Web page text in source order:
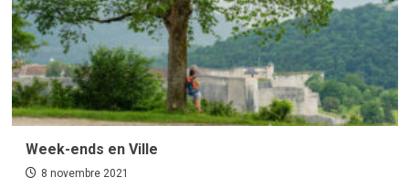
Week-ends en Ville
8 novembre 2021